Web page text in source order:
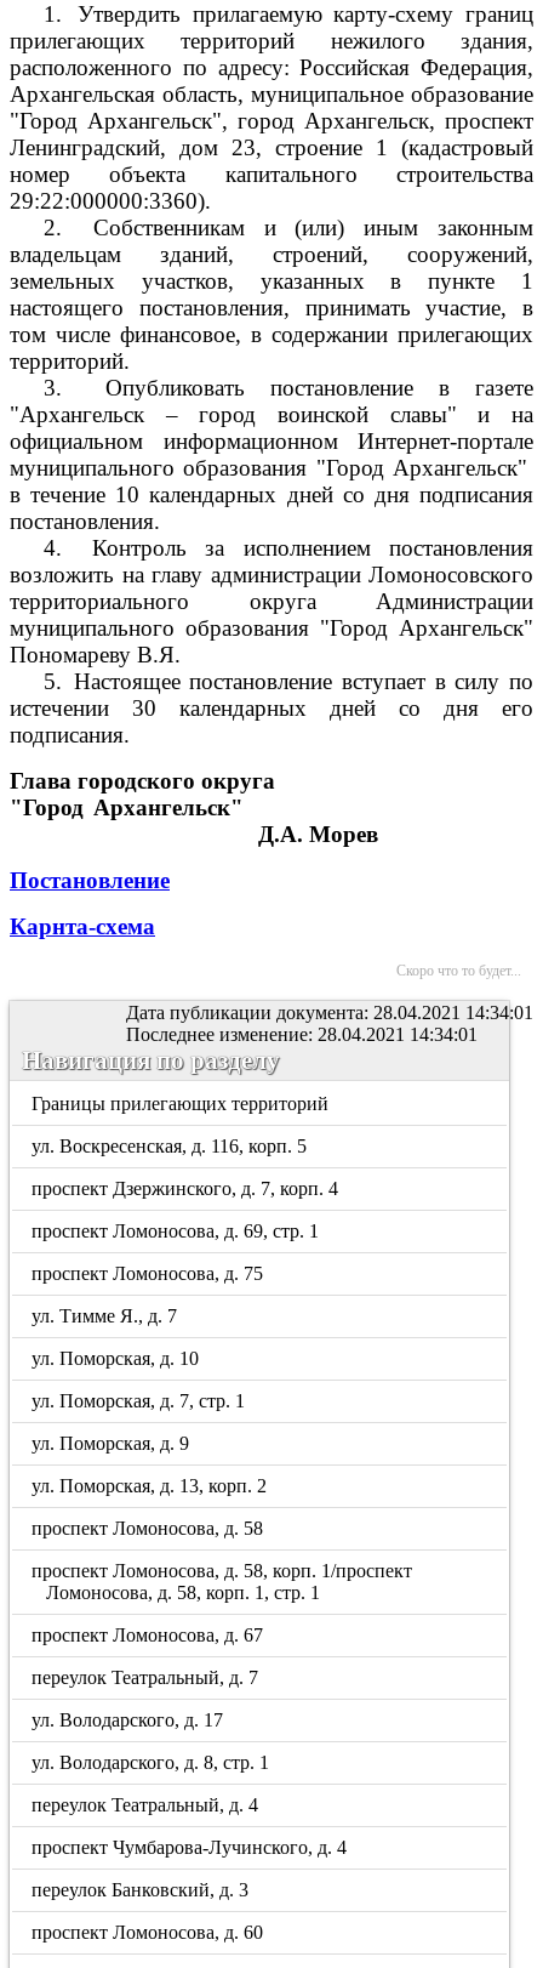
1.
Утвердить прилагаемую карту-схему границ
прилегающих территорий нежилого здания,
расположенного по адресу: Российская Федерация,
Архангельская область, муниципальное образование
"Город Архангельск", город Архангельск, проспект
Ленинградский, дом 23, строение 1 (кадастровый
номер объекта капитального строительства
29:22:000000:3360).
2.
Собственникам и (или) иным законным
владельцам зданий, строений, сооружений,
земельных участков, указанных в пункте 1
настоящего постановления, принимать участие, в
том числе финансовое, в содержании прилегающих
территорий.
3.
Опубликовать постановление в газете
"Архангельск – город воинской славы" и на
официальном информационном Интернет-портале
муниципального образования "Город Архангельск"
в течение 10 календарных дней со дня подписания
постановления.
4.
Контроль за исполнением постановления
возложить на главу администрации Ломоносовского
территориального округа Администрации
муниципального образования "Город Архангельск"
Пономареву В.Я.
5. Настоящее постановление вступает в силу по
истечении 30 календарных дней со дня его
подписания.
Глава городского округа
"Город Архангельск"
Д.А. Морев
Постановление
Карнта-схема
Скоро что то будет...
Дата публикации документа: 28.04.2021 14:34:01
Последнее изменение: 28.04.2021 14:34:01
Навигация по разделу
Границы прилегающих территорий
ул. Воскресенская, д. 116, корп. 5
проспект Дзержинского, д. 7, корп. 4
проспект Ломоносова, д. 69, стр. 1
проспект Ломоносова, д. 75
ул. Тимме Я., д. 7
ул. Поморская, д. 10
ул. Поморская, д. 7, стр. 1
ул. Поморская, д. 9
ул. Поморская, д. 13, корп. 2
проспект Ломоносова, д. 58
проспект Ломоносова, д. 58, корп. 1/проспект
Ломоносова, д. 58, корп. 1, стр. 1
проспект Ломоносова, д. 67
переулок Театральный, д. 7
ул. Володарского, д. 17
ул. Володарского, д. 8, стр. 1
переулок Театральный, д. 4
проспект Чумбарова-Лучинского, д. 4
переулок Банковский, д. 3
проспект Ломоносова, д. 60